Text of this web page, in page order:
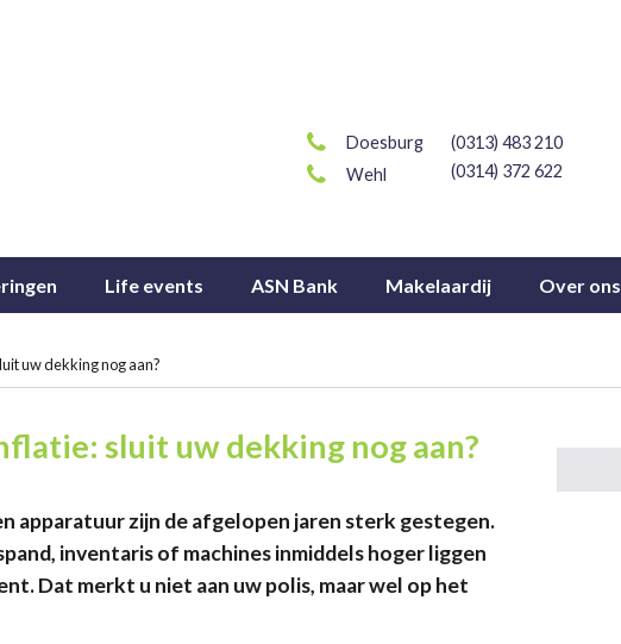
Doesburg
(0313) 483 210
Wehl
(0314) 372 622
Life events ASN Bank Makelaardij Over ons
uw dekking nog aan?
sluit uw dekking nog aan?
apparatuur zijn de afgelopen jaren sterk gestegen.
inventaris of machines inmiddels hoger liggen
Dat merkt u niet aan uw polis, maar wel op het